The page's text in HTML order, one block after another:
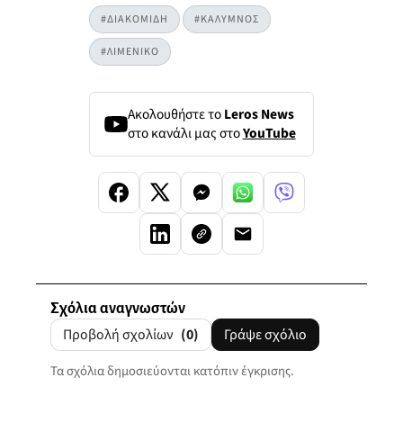
#ΔΙΑΚΟΜΙΔΗ #ΚΑΛΥΜΝΟΣ
#ΛΙΜΕΝΙΚΟ
Ακολουθήστε τοLeros News
στο κανάλι μας στοYouTube
Σχόλια αναγνωστών
Προβολή σχολίων (0) Γράψε σχόλιο
Τα σχόλια δημοσιεύονται κατόπιν έγκρισης.